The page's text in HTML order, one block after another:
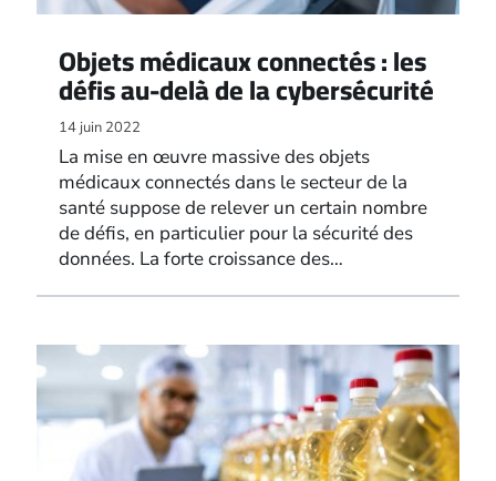
Objets médicaux connectés : les
défis au-delà de la cybersécurité
14 juin 2022
La mise en œuvre massive des objets
médicaux connectés dans le secteur de la
santé suppose de relever un certain nombre
de défis, en particulier pour la sécurité des
données. La forte croissance des…